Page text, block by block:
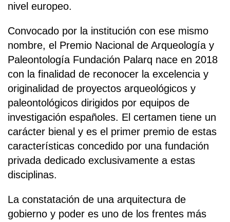
nivel europeo.
Convocado por la institución con ese mismo
nombre, el Premio Nacional de Arqueología y
Paleontología Fundación Palarq nace en 2018
con la finalidad de reconocer la excelencia y
originalidad de proyectos arqueológicos y
paleontológicos dirigidos por equipos de
investigación españoles. El certamen tiene un
carácter bienal y es el primer premio de estas
características concedido por una fundación
privada dedicado exclusivamente a estas
disciplinas.
La constatación de una arquitectura de
gobierno y poder es uno de los frentes más